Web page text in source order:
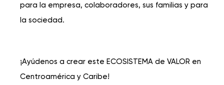
para la empresa, colaboradores, sus familias y para
la sociedad.
¡Ayúdenos a crear este ECOSISTEMA de VALOR en
Centroamérica y Caribe!